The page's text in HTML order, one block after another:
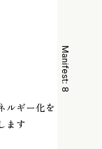
ルギー化を
ます
Manifest:
8